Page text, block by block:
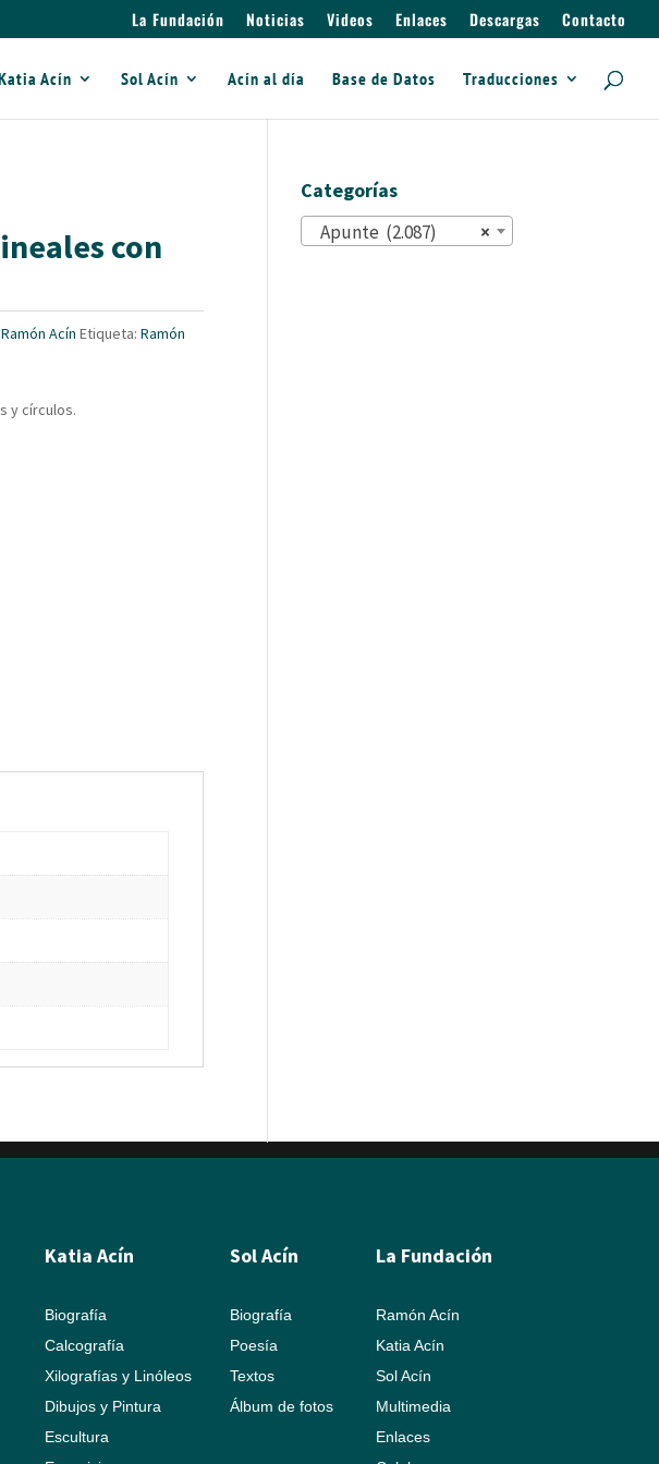
La Fundación Noticias Videos Enlaces Descargas Contacto
Acín Sol Acín Acín al día Base de Datos Traducciones
con
Ramón Acín Etiqueta:Ramón
y círculos.
Categorías
×
Apunte (2.087)
Katia Acín
Biografía
Calcografía
Xilografías y Linóleos
Dibujos y Pintura
Escultura
Sol Acín
Biografía
Poesía
Textos
Álbum de fotos
La Fundación
Ramón Acín
Katia Acín
Sol Acín
Multimedia
Enlaces